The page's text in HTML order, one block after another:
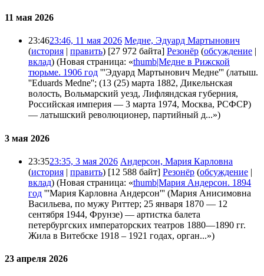
11 мая 2026
23:4623:46, 11 мая 2026 Медне, Эдуард Мартынович
(история | править) [27 972 байта] Резонёр (обсуждение |
вклад) (Новая страница: «thumb|Медне в Рижской
тюрьме. 1906 год '''Эдуард Мартынович Медне''' (латыш.
''Eduards Medne''; (13 (25) марта 1882, Дикельнская
волость, Вольмарский уезд, Лифляндская губерния,
Российская империя — 3 марта 1974, Москва, РСФСР)
— латышский революционер, партийный д...»)
3 мая 2026
23:3523:35, 3 мая 2026 Андерсон, Мария Карловна
(история | править) [12 588 байт] Резонёр (обсуждение |
вклад) (Новая страница: «thumb|Мария Андерсон. 1894
год '''Мария Карловна Андерсон''' (Мария Анисимовна
Васильева, по мужу Риттер; 25 января 1870 — 12
сентября 1944, Фрунзе) — артистка балета
петербургских императорских театров 1880—1890 гг.
Жила в Витебске 1918 – 1921 годах, орган...»)
23 апреля 2026